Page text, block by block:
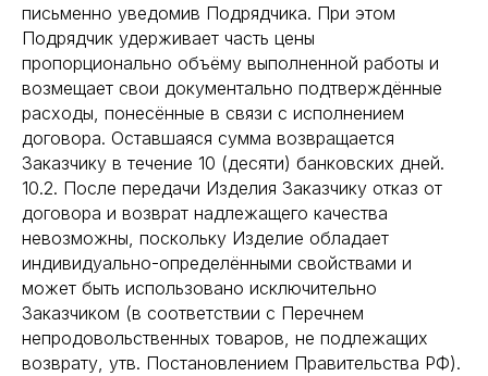
письменно уведомив Подрядчика. При этом
Подрядчик удерживает часть цены
пропорционально объёму выполненной работы и
возмещает свои документально подтверждённые
расходы, понесённые в связи с исполнением
договора. Оставшаяся сумма возвращается
Заказчику в течение 10 (десяти) банковских дней.
10.2. После передачи Изделия Заказчику отказ от
договора и возврат надлежащего качества
невозможны, поскольку Изделие обладает
индивидуально-определёнными свойствами и
может быть использовано исключительно
Заказчиком (в соответствии с Перечнем
непродовольственных товаров, не подлежащих
возврату, утв. Постановлением Правительства РФ).